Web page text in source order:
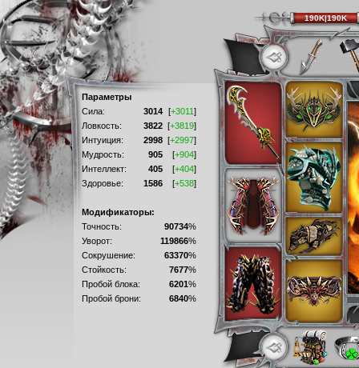
Параметры
Сила:
3014 [+3011]
Ловкость:
3822 [+3819]
Интуиция:
2998 [+2997]
Мудрость:
905 [+904]
Интеллект:
405 [+404]
Здоровье:
1586 [+538]
Модификаторы:
Точность:
90734%
Уворот:
119866%
Сокрушение:
63370%
Стойкость:
7677%
Пробой блока:
6201%
Пробой брони:
6840%
190K|190K